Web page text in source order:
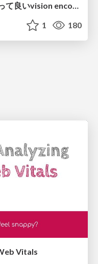
CVPR2026論文紹介_VLMにとって​良いvision encoderとは何か？​Rethinking Model Selection in VLM Through the Lens of Gromov-Wasserstein Distance​
1 180
Vitals